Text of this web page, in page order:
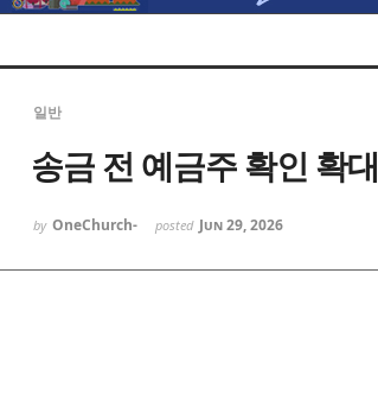
일반
송금 전 예금주 확인 확
by OneChurch- posted Jun 29, 2026